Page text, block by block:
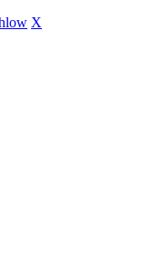
X